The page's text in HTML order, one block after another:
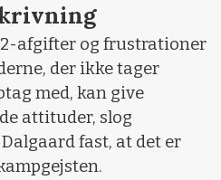
afgifter og frustrationer
der ikke tager
med, kan give
attituder, slog
fast, at det er